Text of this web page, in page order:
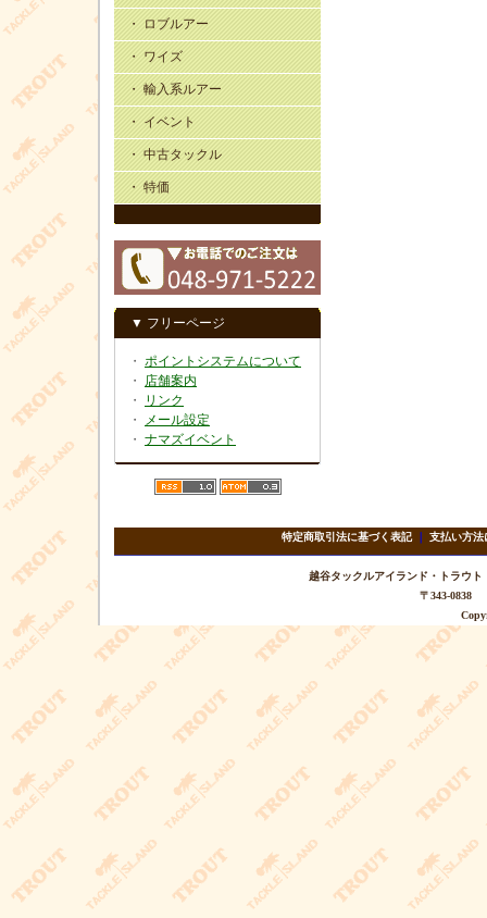
・ ロブルアー
・ ワイズ
・ 輸入系ルアー
・ イベント
・ 中古タックル
・ 特価
▼ フリーページ
・ ポイントシステムについて
・ 店舗案内
・
リンク
・
メール設定
・ ナマズイベント
特定商取引法に基づく表記｜ 支払い方法
越谷タックルアイランド・トラ
〒343-0838